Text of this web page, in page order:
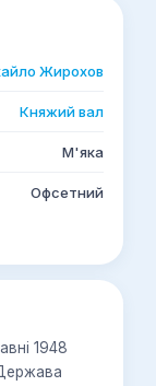
Жирохов
Княжий вал
М'яка
Офсетний
1948